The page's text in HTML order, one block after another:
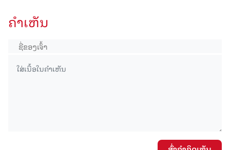
ຄໍາເຫັນ